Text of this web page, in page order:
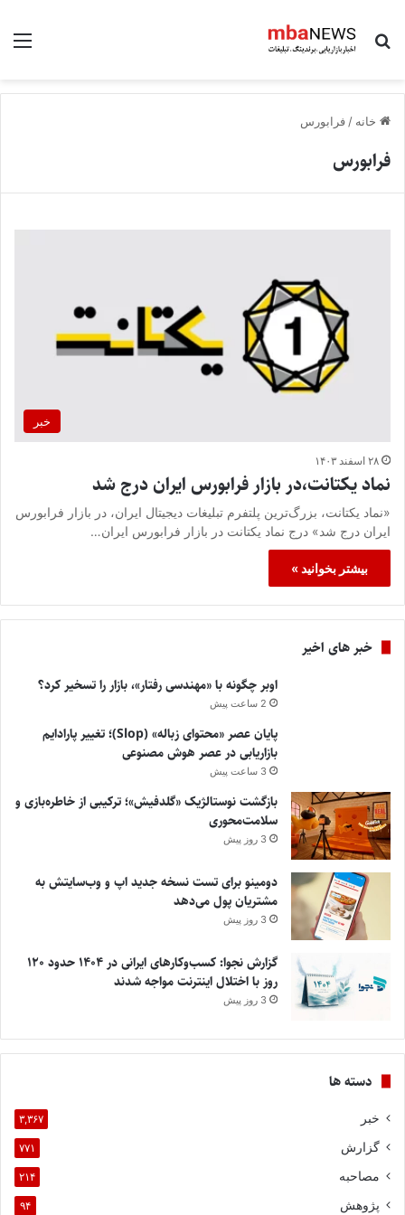
جستجو برای
خانه / فرابورس
فرابورس
خبر
۲۸ اسفند ۱۴۰۳
نماد یکتانت،در بازار فرابورس ایران درج شد
«نماد یکتانت، بزرگ‌ترین پلتفرم تبلیغات دیجیتال ایران، در بازار فرابورس
ایران درج شد» درج نماد یکتانت در بازار فرابورس ایران…
بیشتر بخوانید »
خبر های اخیر
اوبر چگونه با «مهندسی رفتار»، بازار را تسخیر کرد؟
2 ساعت پیش
پایان عصر «محتوای زباله» (Slop)؛ تغییر پارادایم
بازاریابی در عصر هوش مصنوعی
3 ساعت پیش
بازگشت نوستالژیک «گلدفیش»؛ ترکیبی از خاطره‌بازی و
سلامت‌محوری
3 روز پیش
دومینو برای تست نسخه جدید اپ و وب‌سایتش به
مشتریان پول می‌دهد
3 روز پیش
گزارش نجوا: کسب‌وکارهای ایرانی در ۱۴۰۴ حدود ۱۲۰
روز با اختلال اینترنت مواجه شدند
3 روز پیش
دسته ها
خبر ۳,۳۶۷
گزارش ۷۷۱
مصاحبه ۲۱۴
پژوهش ۹۴